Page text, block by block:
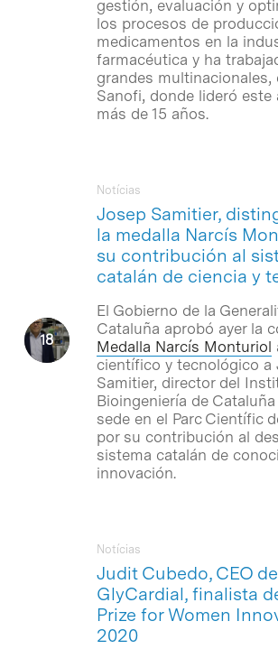
gestión, evaluación y
los procesos de
medicamentos en la
farmacéutica y ha
grandes multinacionales,
Sanofi, donde lideró este
más de 15 años.
Josep Samitier,
la medalla Narcís
su contribución al
catalán de ciencia y
Notícias
El Gobierno de la
Cataluña aprobó ayer la
Medalla Narcís Monturiol
científico y tecnológico a
Samitier, director del
Bioingeniería de
sede en el Parc Científic
por su contribución al
sistema catalán de
innovación.
Judit Cubedo, CEO de
GlyCardial, finalista
Prize for Women
2020
Notícias